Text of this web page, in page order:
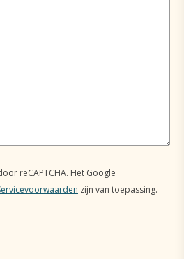
reCAPTCHA. Het Google
zijn van toepassing.